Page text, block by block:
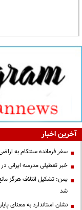
آخرین اخبار
سفر فرمانده سنتکام به
خبر تعطیلی مدرسه ایرانی
یمن: تشکیل ائتلاف هرگز
شد
نشان استاندارد به معنای